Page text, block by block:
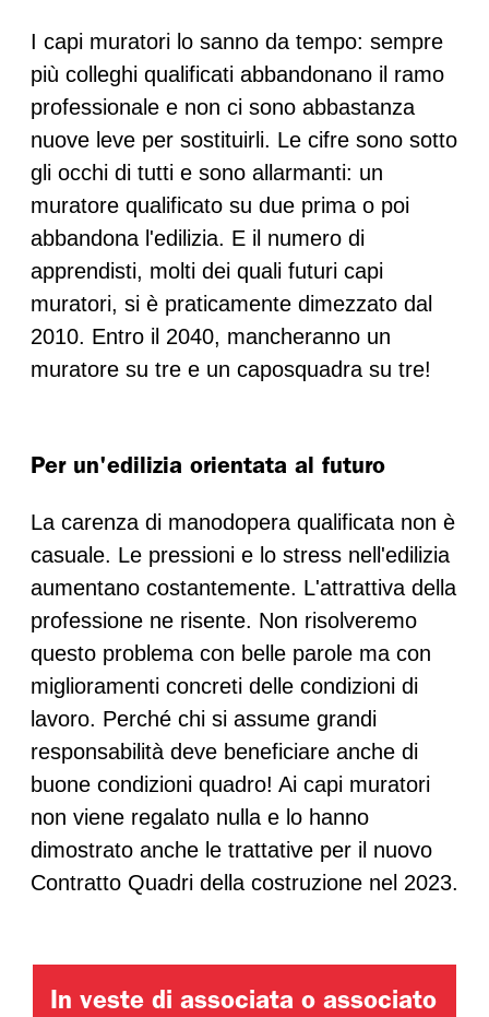
I capi muratori lo sanno da tempo: sempre
più colleghi qualificati abbandonano il ramo
professionale e non ci sono abbastanza
nuove leve per sostituirli. Le cifre sono sotto
gli occhi di tutti e sono allarmanti: un
muratore qualificato su due prima o poi
abbandona l'edilizia. E il numero di
apprendisti, molti dei quali futuri capi
muratori, si è praticamente dimezzato dal
2010. Entro il 2040, mancheranno un
muratore su tre e un caposquadra su tre!
Per un'edilizia orientata al futuro
La carenza di manodopera qualificata non è
casuale. Le pressioni e lo stress nell'edilizia
aumentano costantemente. L'attrattiva della
professione ne risente. Non risolveremo
questo problema con belle parole ma con
miglioramenti concreti delle condizioni di
lavoro. Perché chi si assume grandi
responsabilità deve beneficiare anche di
buone condizioni quadro! Ai capi muratori
non viene regalato nulla e lo hanno
dimostrato anche le trattative per il nuovo
Contratto Quadri della costruzione nel 2023.
In veste di associata o associato